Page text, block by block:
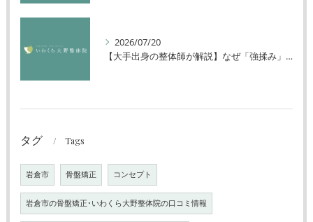
2026/07/20
【大手出身の整体師が解説】なぜ「強揉み」は体に良くないのか？
タグ Tags
岩倉市 骨盤矯正 コンセプト
岩倉市の骨盤矯正･いわくら大野整体院の口コミ情報